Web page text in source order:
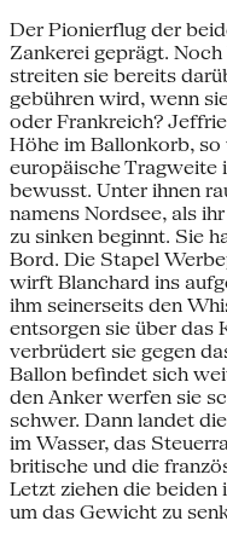
Der Pionierflug der
Zankerei geprägt.
streiten sie bereits
gebühren wird, wenn
oder Frankreich?
Höhe im Ballonkorb,
europäische Tragweite
bewusst. Unter ihnen
namens Nordsee, als
zu sinken beginnt. Sie
Bord. Die Stapel
wirft Blanchard ins
ihm seinerseits den
entsorgen sie über das
verbrüdert sie gegen
Ballon befindet sich
den Anker werfen sie
schwer. Dann landet
im Wasser, das
britische und die
Letzt ziehen die beiden
um das Gewicht zu